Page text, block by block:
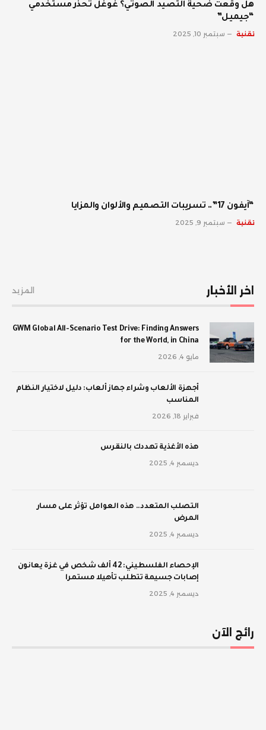
هل وقعت ضحية التصيد الصوتي؟ غوغل تحذر مستخدمي
“جيميل”
تقنية سبتمبر 10, 2025
“آيفون 17”.. تسريبات التصميم والألوان والمزايا
تقنية سبتمبر 9, 2025
اخر الأخبار المزيد
GWM Global All-Scenario Test Drive: Finding Answers
for the World, in China
مايو 4, 2026
أجهزة الألعاب وشراء جهاز ألعاب: دليل لاختيار النظام
المناسب
فبراير 18, 2026
‫هذه الأغذية تهددك بالنقرس
ديسمبر 4, 2025
‫التصلب المتعدد.. هذه العوامل تؤثر على مسار
المرض
ديسمبر 4, 2025
الإحصاء الفلسطيني: 42 ألف شخص في غزة يعانون
إصابات جسيمة تتطلب تأهيلا مستمرا
ديسمبر 4, 2025
رائج الآن